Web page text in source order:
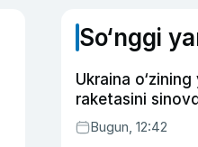
So‘nggi
Ukraina
raketasini
Bugun, 12:42